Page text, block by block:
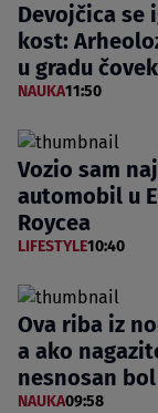
Devojčica se
kost:
u gradu
NAUKA11:50
Vozio sam
automobil u
Roycea
LIFESTYLE10:40
Ova riba iz
a ako
nesnosan
NAUKA09:58